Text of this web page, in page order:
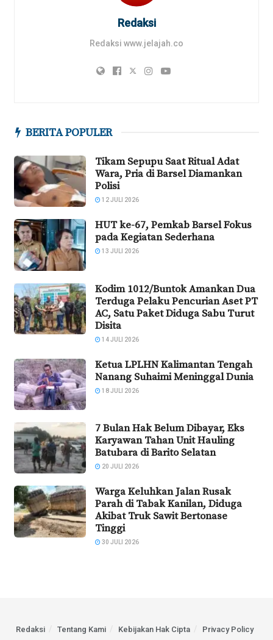
Redaksi
Redaksi www.jelajah.co
BERITA POPULER
Tikam Sepupu Saat Ritual Adat
Wara, Pria di Barsel Diamankan
Polisi
12 JULI 2026
HUT ke-67, Pemkab Barsel Fokus
pada Kegiatan Sederhana
13 JULI 2026
Kodim 1012/Buntok Amankan Dua
Terduga Pelaku Pencurian Aset PT
AC, Satu Paket Diduga Sabu Turut
Disita
14 JULI 2026
Ketua LPLHN Kalimantan Tengah
Nanang Suhaimi Meninggal Dunia
18 JULI 2026
7 Bulan Hak Belum Dibayar, Eks
Karyawan Tahan Unit Hauling
Batubara di Barito Selatan
20 JULI 2026
Warga Keluhkan Jalan Rusak
Parah di Tabak Kanilan, Diduga
Akibat Truk Sawit Bertonase
Tinggi
30 JULI 2026
Redaksi Tentang Kami Kebijakan Hak Cipta Privacy Policy